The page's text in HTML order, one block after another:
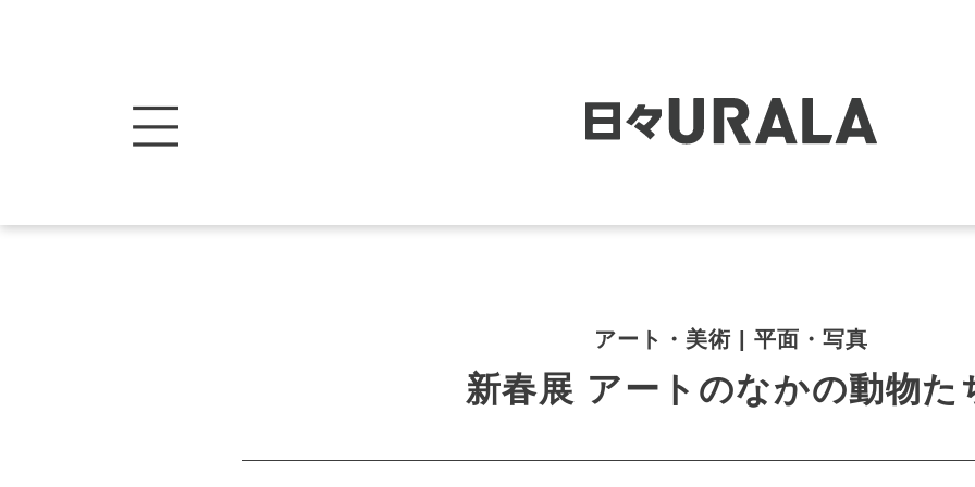
アート・美術 | 平面・写真
新春展 アートのなかの動物た